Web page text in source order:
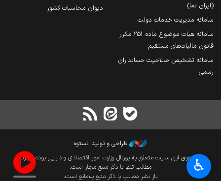
(ایران تما)
سامانه مدیریت خدمات دولت
سامانه هیات موضوع ماده 251 مکرر
قانون مالیات‌های مستقیم
سامانه تشخیص صلاحیت حسابداران
رسمی
دیوان محاسبات کشور
طراحی و تولید: نستوه
تمام حقوق این سایت متعلق به پورتال وزارت امور اقتصادی و دارایی بوده و بازنشر
مطالب تنها با ذکر منبع مجاز است.
باز نشر مطالب با ذکر منبع بلامانع است.
♿︎